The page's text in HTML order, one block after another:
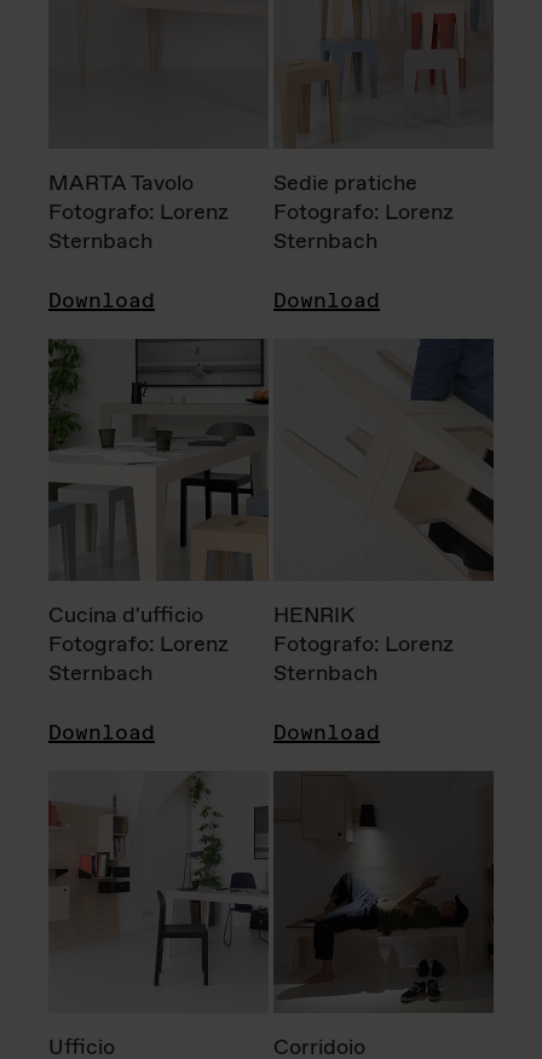
MARTA Tavolo
Fotografo: Lorenz
Sternbach
Download
Sedie pratiche
Fotografo: Lorenz
Sternbach
Download
Cucina d'ufficio
Fotografo: Lorenz
Sternbach
Download
HENRIK
Fotografo: Lorenz
Sternbach
Download
Ufficio
Corridoio